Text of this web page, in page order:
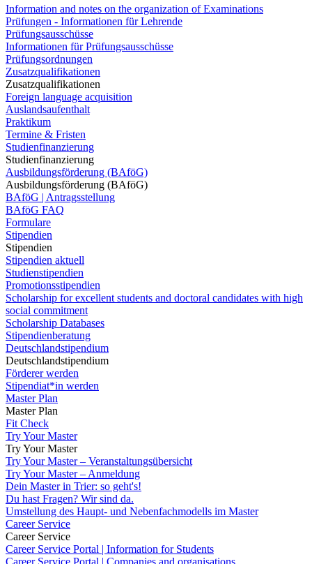
Information and notes on the organization of Examinations
Prüfungen - Informationen für Lehrende
Prüfungsausschüsse
Informationen für Prüfungsausschüsse
Prüfungsordnungen
Zusatzqualifikationen
Zusatzqualifikationen
Foreign language acquisition
Auslandsaufenthalt
Praktikum
Termine & Fristen
Studienfinanzierung
Studienfinanzierung
Ausbildungsförderung (BAföG)
Ausbildungsförderung (BAföG)
BAföG | Antragsstellung
BAföG FAQ
Formulare
Stipendien
Stipendien
Stipendien aktuell
Studienstipendien
Promotionsstipendien
Scholarship for excellent students and doctoral candidates with high
social commitment
Scholarship Databases
Stipendienberatung
Deutschlandstipendium
Deutschlandstipendium
Förderer werden
Stipendiat*in werden
Master Plan
Master Plan
Fit Check
Try Your Master
Try Your Master
Try Your Master – Veranstaltungsübersicht
Try Your Master – Anmeldung
Dein Master in Trier: so geht's!
Du hast Fragen? Wir sind da.
Umstellung des Haupt- und Nebenfachmodells im Master
Career Service
Career Service
Career Service Portal | Information for Students
Career Service Portal | Companies and organisations